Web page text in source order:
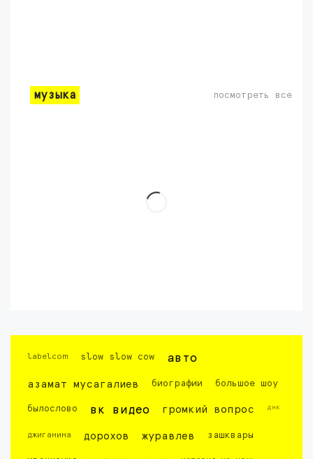
музыка посмотреть все
labelcom slow slow cow авто
азамат мусагалиев биографии большое шоу
былослово вк видео громкий вопрос днк
джиганина дорохов журавлев зашквары